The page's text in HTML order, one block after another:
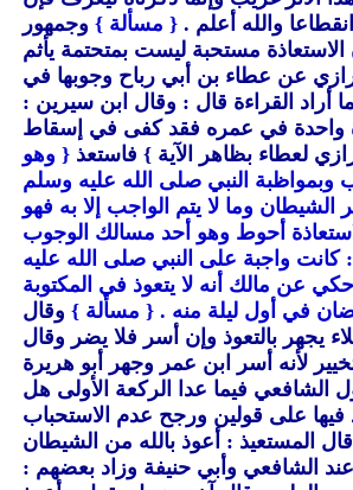
والله أعلم . { مسألة } وجمهور
الاستعاذة مستحبة ليست بمتحتمة يأثم
عن عطاء بن أبي رباح وجوبها في
أراد القراءة قال : وقال ابن سيرين :
واحدة في عمره فقد كفى في إسقاط
لعطاء بظاهر الآية } فاستعذ { وهو
وبمواظبة النبي صلى الله عليه وسلم
الشيطان وما لا يتم الواجب إلا به فهو
أحوط وهو أحد مسالك الوجوب
واجبة على النبي صلى الله عليه
عن مالك أنه لا يتعوذ في المكتوبة
في أول ليلة منه . { مسألة } وقال
يجهر بالتعوذ وإن أسر فلا يضر وقال
لأنه أسر ابن عمر وجهر أبو هريرة
الشافعي فيما عدا الركعة الأولى هل
فيها على قولين ورجح عدم الاستحباب
قال المستعيذ : أعوذ بالله من الشيطان
الشافعي وأبي حنيفة وزاد بعضهم :